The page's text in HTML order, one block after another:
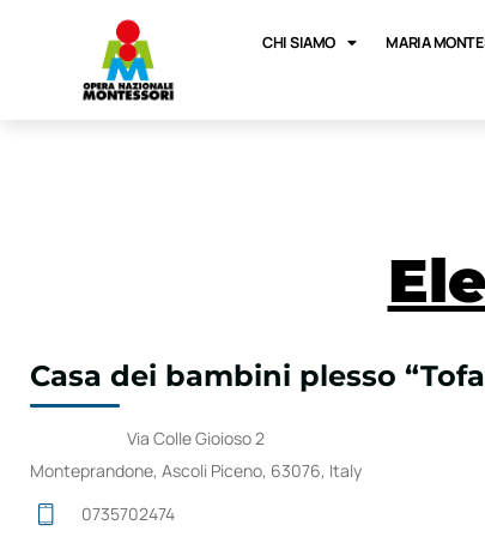
CHI SIAMO MARIA
Casa dei bambini plesso
Via Colle Gioioso 2
Monteprandone, Ascoli Piceno, 63076, Italy
0735702474